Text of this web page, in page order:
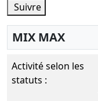
Suivre
MIX MAX
Activité selon les
statuts :